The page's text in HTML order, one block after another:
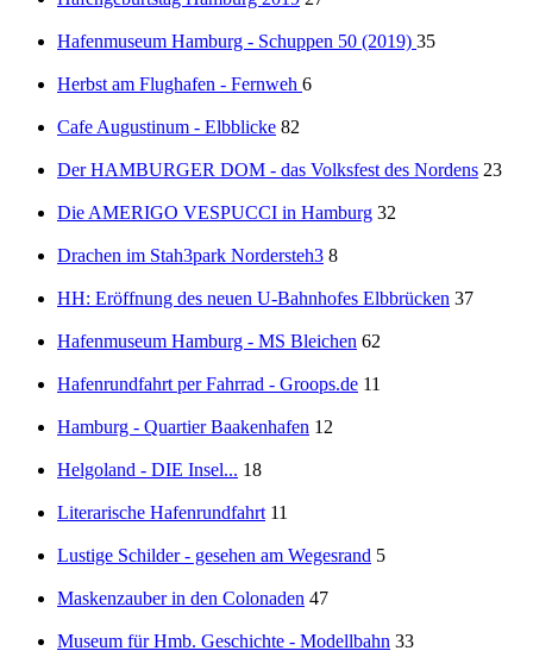
Hafenmuseum Hamburg - Schuppen 50 (2019) 35
Herbst am Flughafen - Fernweh 6
Cafe Augustinum - Elbblicke 82
Der HAMBURGER DOM - das Volksfest des Nordens 23
Die AMERIGO VESPUCCI in Hamburg 32
Drachen im Stah3park Nordersteh3 8
HH: Eröffnung des neuen U-Bahnhofes Elbbrücken 37
Hafenmuseum Hamburg - MS Bleichen 62
Hafenrundfahrt per Fahrrad - Groops.de 11
Hamburg - Quartier Baakenhafen 12
Helgoland - DIE Insel... 18
Literarische Hafenrundfahrt 11
Lustige Schilder - gesehen am Wegesrand 5
Maskenzauber in den Colonaden 47
Museum für Hmb. Geschichte - Modellbahn 33